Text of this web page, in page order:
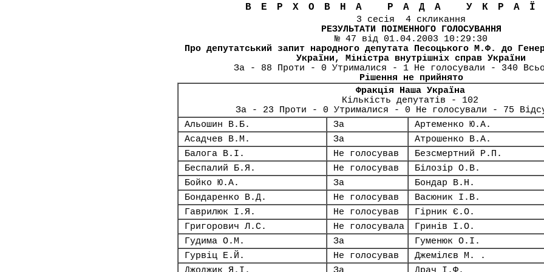
ВЕРХОВНА РАДА
3 сесія 4 скликання
РЕЗУЛЬТАТИ ПОІМЕННОГО ГОЛОСУВАННЯ
№ 47 від 01.04.2003 10:29:30
Про депутатський запит народного депутата Песоцького М.Ф. до
України, Міністра внутрішніх справ України
За - 88 Проти - 0 Утрималися - 1 Не голосували - 340
Рішення не прийнято
Фракція Наша Україна
Кількість депутатів - 102
За - 23 Проти - 0 Утрималися - 0 Не голосували - 75
Альошин В.Б.
За
Артеменко Ю.А.
Асадчев В.М.
За
Атрошенко В.А.
Балога В.І.
Не голосував
Безсмертний Р.П.
Беспалий Б.Я.
Не голосував
Білозір О.В.
Бойко Ю.А.
За
Бондар В.Н.
Бондаренко В.Д.
Не голосував
Васюник І.В.
Гаврилюк І.Я.
Не голосував
Гірник Є.О.
Григорович Л.С.
Не голосувала
Гринів І.О.
Гудима О.М.
За
Гуменюк О.І.
Гурвіц Е.Й.
Не голосував
Джемілєв М. .